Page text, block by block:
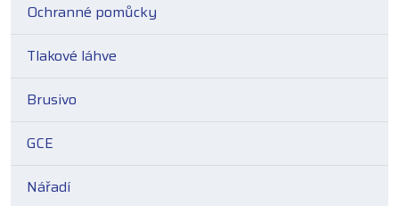
Ochranné pomůcky
Tlakové láhve
Brusivo
GCE
Nářadí